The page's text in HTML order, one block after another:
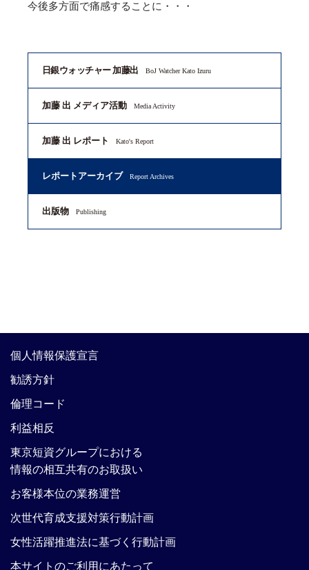
今後多方面で痛感することに・・・
日銀ウォッチャー 加藤出 BoJ Watcher Kato Izuru
加藤 出 メディア活動 Media Activity
加藤 出 レポート Kato's Report
レポートアーカイブ Report Archives
出版物 Publishing
個人情報保護宣言
勧誘方針
倫理コード
利益相反
東京短資グループにおける
情報の相互共有のお取扱い
お客様本位の業務運営
次世代育成支援対策行動計画
女性活躍推進法に基づく行動計画
本サイトのご利用にあたって